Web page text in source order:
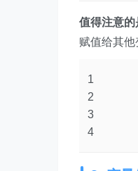
值得注意
赋值给其他
1
2
3
4